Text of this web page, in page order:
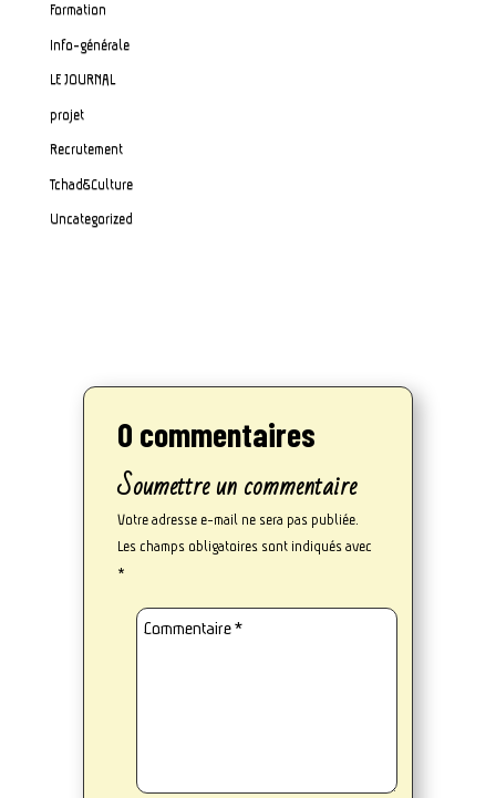
Formation
Info-générale
LE JOURNAL
projet
Recrutement
Tchad&Culture
Uncategorized
0 commentaires
Soumettre un commentaire
Votre adresse e-mail ne sera pas publiée.
Les champs obligatoires sont indiqués avec
*